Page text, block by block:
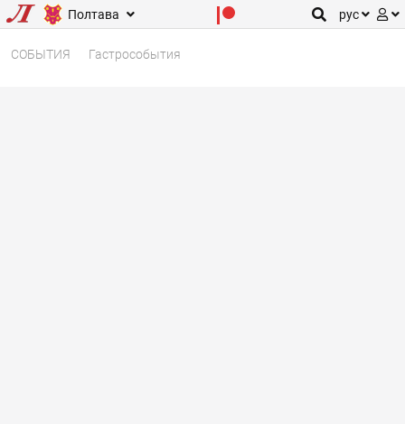
Полтава рус
СОБЫТИЯ Гастрособытия